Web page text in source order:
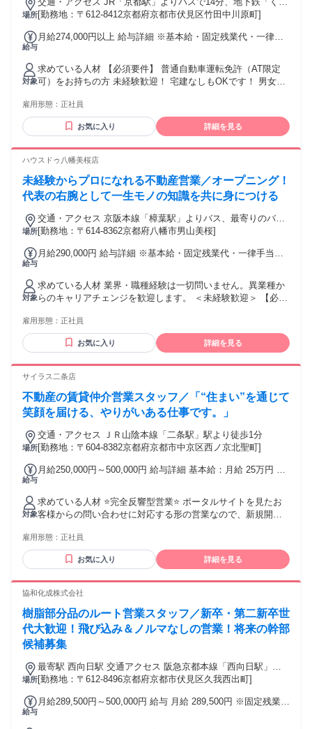
場所な橋」駅より徒歩7分、「竹田」駅より徒歩11分
[勤務地：〒612-8412京都府京都市伏見区竹田中川原町]
給与
月給274,000円以上 給与詳細 ※基本給・固定残業代・一律手
月あたり2万4000円（固定残業時間：1ヶ月あたり12時間35
分） 固定残業時間を超えた勤務時間については別途残業代を
支給する 【一律手当】 全員に一律で支払われる通勤・皆勤・
家族手当金額：なし 全員に一律で支払われるその他手当金
入などを 考慮して決定します ※未経験者は月給22万3000円～
□昇給1回 ※会社業績・就業規則に応じて支給 □各種手当あり
・インセンティブ ・時間外手当 ・交通費規定支給（月4万円
まで） ・資格手当 ・住宅手当
対象
求めている人材 【必須要件】 普通自動車運転免許（AT限定
可）をお持ちの方 未経験歓迎！ 宅建なしもOKです！ 男女不
ことに挑戦したい方 ・地元で安定して働きたい方 ・宅地建物
取引士があれば尚良し 経験者歓迎 学歴経験不問 ブランクあ
る方歓迎
雇用形態： 正社員
お気に入り 詳細を見る
ハウスドゥ八幡美桜店
未経験からプロになれる不動産営業／オープニング！
代表の右腕として一生モノの知識を共に身につける
場所
交通・アクセス 京阪本線「樟葉駅」よりバス、最寄りのバス
停「北センター」から徒歩3分(マイカー通勤可※規定あり)
[勤務地：〒614-8362京都府八幡市男山美桜]
給与
月給290,000円 給与詳細 ※基本給・固定残業代・一律手当の
円（固定残業時間：1ヶ月あたり26時間30分） 固定残業時間
を超えた勤務時間については別途残業代を支給する 【一律手
当】 全員に一律で支払われる通勤・皆勤・家族手当金額：あ
り 1ヶ月あたり3万円 全員に一律で支払われるその他手当金
月給には一律調整手当3万円を含みます。 ＜他、各種手当など
＞ ◆昇給制度あり ◆賞与制度あり ◆交通費の支給(規定あり)
◆車両使用手当の支給(規定あり) ◆ガソリン補助の支給(規定
あり) ◆資格手当の支給あり ◆資格取得のお祝い金あり(20万
円)
対象
求めている人材 業界・職種経験は一切問いません。異業種か
らのキャリアチェンジを歓迎します。 ＜未経験歓迎＞ 【必
ことが好きな方 ・地域に根差して腰を据えて働きたい方 ・不
動産や建築、住まいの仕事に興味がある方 ・素直に新しい知
識を学べる方 ・コツコツと行動を積み重ねられる方 ・宅地建
雇用形態： 正社員
お気に入り 詳細を見る
サイラス二条店
不動産の賃貸仲介営業スタッフ／「“住まい”を通じて
笑顔を届ける、やりがいある仕事です。」
場所
交通・アクセス ＪＲ山陰本線「二条駅」駅より徒歩1分
[勤務地：〒604-8382京都府京都市中京区西ノ京北聖町]
給与
月給250,000円～500,000円 給与詳細 基本給：月給 25万円 〜
れる通勤・皆勤・家族手当金額：なし 全員に一律で支払われ
るその他手当金額：なし 月給：25万円～50万円＋歩合給＋各
種手当 固定残業代：あり 1ヶ月あたり1万7000円（固定残業時
間：1ヶ月あたり10時間） ※固定残業時間を超えた勤務時間
の上、話し合いで決定します。
対象
求めている人材 ⭐完全反響型営業⭐ ポータルサイトを見たお
客様からの問い合わせに対応する形の営業なので、新規開拓
めするための知識をつけるため、物件の写真撮影などを通し
て、アピールポイントを覚えるところから始めます。 ⭐仕事
の流れ⭐ 主要駅周辺にある物件の写真撮影を行ないながら、
いったポータルサイトに物件掲載を見たお客様から問い合わ
▼ 物件をいくつか選び、お客様と一緒に物件の内見へ ▼ 無
事に良い物件が決まったらご契約 ▼ 家主様や管理会社とやり
とり ▼ 入居日にお客様へ鍵を渡して完了 ※1日の接客数は平
日で1～2組、土日で2～3組で1回あたりの接客時間は1～3時間
くらいになります。 年齢の条件と理由：あり（例外事由3号の
イ・45歳未満（長期勤続によるキャリア形成のため））
雇用形態： 正社員
お気に入り 詳細を見る
協和化成株式会社
樹脂部分品のルート営業スタッフ／新卒・第二新卒世
代大歓迎！飛び込み＆ノルマなしの営業！将来の幹部
候補募集
場所
最寄駅 西向日駅 交通アクセス 阪急京都本線「西向日駅」よ
り車で約12分 ＊転勤なし 【月1回程度、出張あり】 ・中国地
り
[勤務地：〒612-8496京都府京都市伏見区久我西出町]
給与
月給289,500円～500,000円 給与 月給 289,500円 ※固定残業
ず支給します ※給与額に固定残業代を含みます 固定残業代を